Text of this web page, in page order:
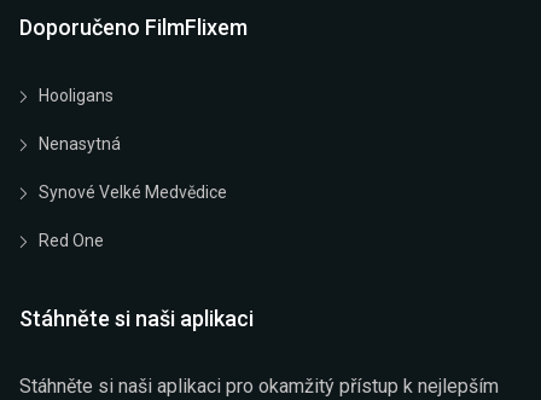
Doporučeno FilmFlixem
Hooligans
Nenasytná
Synové Velké Medvědice
Red One
Stáhněte si naši aplikaci
Stáhněte si naši aplikaci pro okamžitý přístup k nejlepším